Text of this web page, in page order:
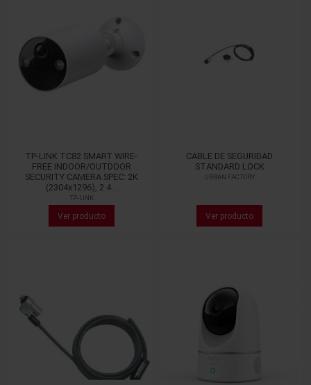
TP-LINK TC82 SMART WIRE-
FREE INDOOR/OUTDOOR
SECURITY CAMERA SPEC: 2K
(2304x1296), 2.4...
TP-LINK
Ver producto
CABLE DE SEGURIDAD
STANDARD LOCK
URBAN FACTORY
Ver producto